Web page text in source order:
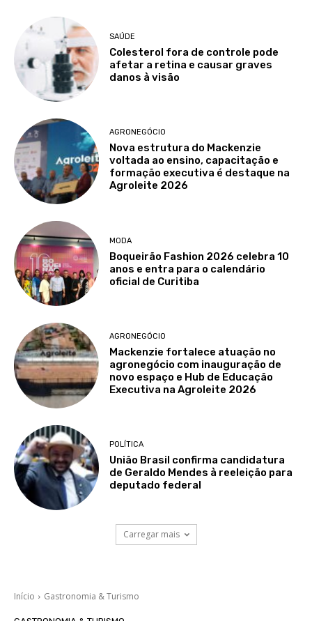
SAÚDE
Colesterol fora de controle pode
afetar a retina e causar graves
danos à visão
AGRONEGÓCIO
Nova estrutura do Mackenzie
voltada ao ensino, capacitação e
formação executiva é destaque na
Agroleite 2026
MODA
Boqueirão Fashion 2026 celebra 10
anos e entra para o calendário
oficial de Curitiba
AGRONEGÓCIO
Mackenzie fortalece atuação no
agronegócio com inauguração de
novo espaço e Hub de Educação
Executiva na Agroleite 2026
POLÍTICA
União Brasil confirma candidatura
de Geraldo Mendes à reeleição para
deputado federal
Carregar mais